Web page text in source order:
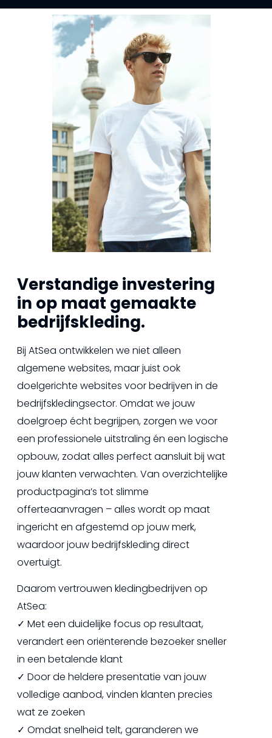
Verstandige investering
in op maat gemaakte
bedrijfskleding.
Bij AtSea ontwikkelen we niet alleen
algemene websites, maar juist ook
doelgerichte websites voor bedrijven in de
bedrijfskledingsector. Omdat we jouw
doelgroep écht begrijpen, zorgen we voor
een professionele uitstraling én een logische
opbouw, zodat alles perfect aansluit bij wat
jouw klanten verwachten. Van overzichtelijke
productpagina’s tot slimme
offerteaanvragen – alles wordt op maat
ingericht en afgestemd op jouw merk,
waardoor jouw bedrijfskleding direct
overtuigt.
Daarom vertrouwen kledingbedrijven op
AtSea:
✓ Met een duidelijke focus op resultaat,
verandert een oriënterende bezoeker sneller
in een betalende klant
✓ Door de heldere presentatie van jouw
volledige aanbod, vinden klanten precies
wat ze zoeken
✓ Omdat snelheid telt, garanderen we